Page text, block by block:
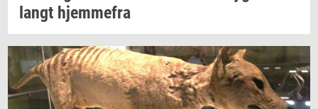
langt hjem­me­fra